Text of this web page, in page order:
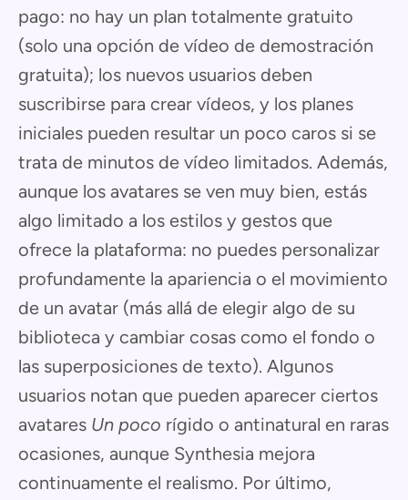
pago: no hay un plan totalmente gratuito
(solo una opción de vídeo de demostración
gratuita); los nuevos usuarios deben
suscribirse para crear vídeos, y los planes
iniciales pueden resultar un poco caros si se
trata de minutos de vídeo limitados. Además,
aunque los avatares se ven muy bien, estás
algo limitado a los estilos y gestos que
ofrece la plataforma: no puedes personalizar
profundamente la apariencia o el movimiento
de un avatar (más allá de elegir algo de su
biblioteca y cambiar cosas como el fondo o
las superposiciones de texto). Algunos
usuarios notan que pueden aparecer ciertos
avatares Un poco rígido o antinatural en raras
ocasiones, aunque Synthesia mejora
continuamente el realismo. Por último,